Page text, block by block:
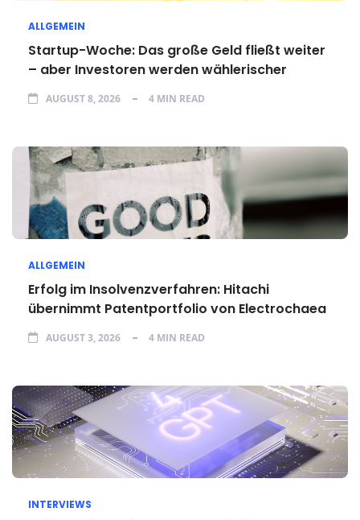
ALLGEMEIN
Startup-Woche: Das große Geld fließt weiter
– aber Investoren werden wählerischer
AUGUST 8, 2026 4 MIN READ
ALLGEMEIN
Erfolg im Insolvenzverfahren: Hitachi
übernimmt Patentportfolio von Electrochaea
AUGUST 3, 2026 4 MIN READ
INTERVIEWS